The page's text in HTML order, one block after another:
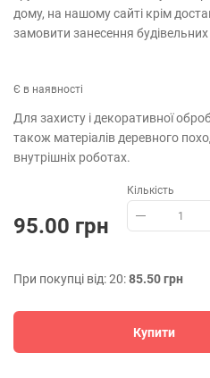
дому, на нашому сайті крім
замовити занесення
Є в наявності
Для захисту і декоративної
також матеріалів деревного
внутрішніх роботах.
95.00 грн
Кількість
При покупці від: 20:85.50 грн
Купити